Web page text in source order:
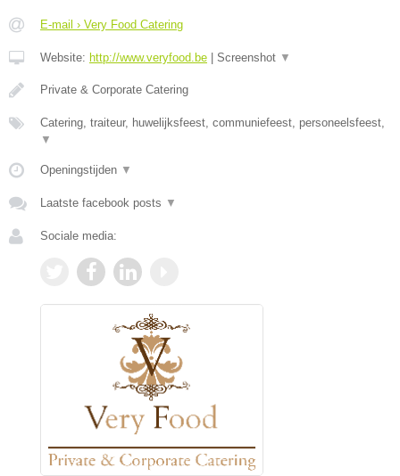
E-mail › Very Food Catering
Website: http://www.veryfood.be Screenshot ▼
Private & Corporate Catering
Catering, traiteur, huwelijksfeest, communiefeest, personeelsfeest,
▼
Openingstijden ▼
Laatste facebook posts ▼
Sociale media: